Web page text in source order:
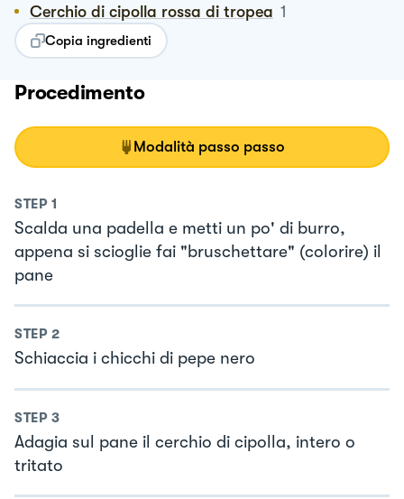
Cerchio di cipolla rossa di tropea 1
Copia ingredienti
Procedimento
Modalità passo passo
STEP 1
Scalda una padella e metti un po' di burro,
appena si scioglie fai "bruschettare" (colorire) il
pane
STEP 2
Schiaccia i chicchi di pepe nero
STEP 3
Adagia sul pane il cerchio di cipolla, intero o
tritato